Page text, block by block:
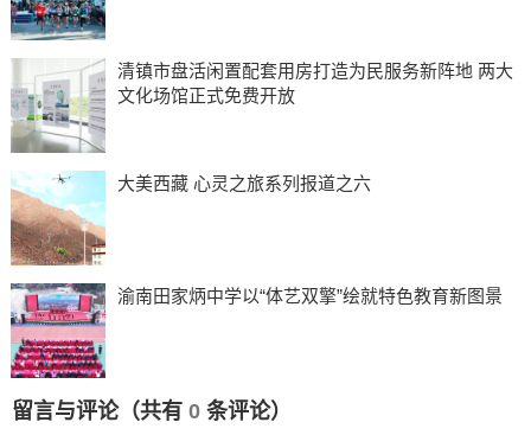
清镇市盘活闲置配套用房打造为民服务新阵地 两大
文化场馆正式免费开放
大美西藏 心灵之旅系列报道之六
渝南田家炳中学以“体艺双擎”绘就特色教育新图景
留言与评论（共有 0条评论）